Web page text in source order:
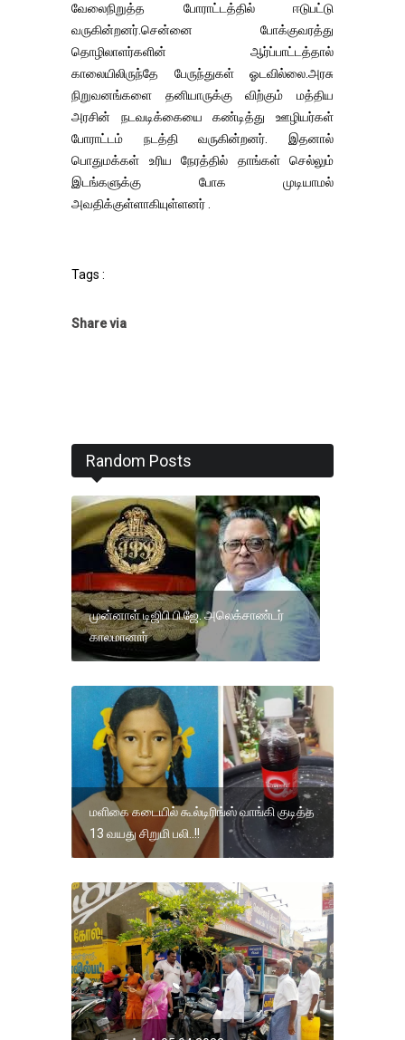
வேலைநிறுத்த போராட்டத்தில் ஈடுபட்டு
வருகின்றனர்.சென்னை போக்குவரத்து
தொழிலாளர்களின் ஆர்ப்பாட்டத்தால்
காலையிலிருந்தே பேருந்துகள் ஓடவில்லை.அரசு
நிறுவனங்களை தனியாருக்கு விற்கும் மத்திய
அரசின் நடவடிக்கையை கண்டித்து ஊழியர்கள்
போராட்டம் நடத்தி வருகின்றனர். இதனால்
பொதுமக்கள் உரிய நேரத்தில் தாங்கள் செல்லும்
இடங்களுக்கு போக முடியாமல்
அவதிக்குள்ளாகியுள்ளனர் .
Tags :
Share via
Random Posts
முன்னாள் டிஜிபி பி.ஜே. அலெக்சாண்டர்
காலமானார்
மளிகை கடையில் கூல்டிரிங்ஸ் வாங்கி குடித்த
13 வயது சிறுமி பலி..!!